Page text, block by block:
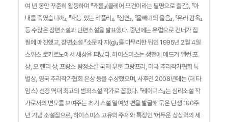
여 년 동안 꾸준히 활동하며 『캐롤』(클레어 모건이라는 필명으로 출간), 『아
내를 죽였습니까』, 『재능 있는 리플리』, 『심연』, 『올빼미의 울음』, 『유리 감옥』
등 수많은 장편소설과 단편소설을 발표했다. 중년에는 유럽으로 건너가 집
필에 매진했고, 장편소설 『소문자 지(g)』를 마무리한 뒤인 1995년 2월 4일
스위스 로카르노에서 세상을 떠났다. 하이스미스는 생전에 에드거 앨런 포
상, 오 헨리 상, 프랑스 탐정소설 국제 부문 그랑프리, 미국 추리작가협회 특
별상, 영국 추리작가협회 은상 등을 수상했으며, 사후인 2008년에는 〈더 타
임스〉 선정 역대 최고의 범죄소설 작가로 꼽혔다. 『레이디스』는 심리소설 작
가로서의 면모를 보여주는 초기 소설 열여섯 편을 발굴해 묶은 탄생 100주
년 기념 소설집으로, 하이스미스 고유의 주제와 특징인 ‘어두운 상상력의 세